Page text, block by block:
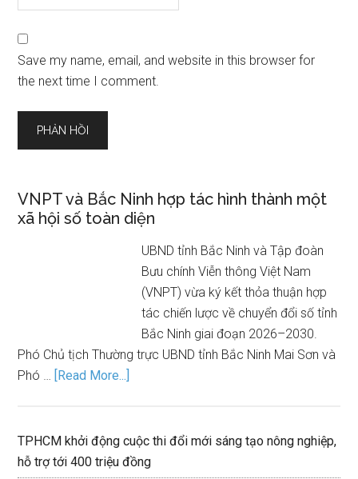
Save my name, email, and website in this browser for
the next time I comment.
VNPT và Bắc Ninh hợp tác hình thành một
xã hội số toàn diện
UBND tỉnh Bắc Ninh và Tập đoàn
Bưu chính Viễn thông Việt Nam
(VNPT) vừa ký kết thỏa thuận hợp
tác chiến lược về chuyển đổi số tỉnh
Bắc Ninh giai đoạn 2026–2030.
Phó Chủ tịch Thường trực UBND tỉnh Bắc Ninh Mai Sơn và
Phó … [Read More...]
TPHCM khởi động cuộc thi đổi mới sáng tạo nông nghiệp,
hỗ trợ tới 400 triệu đồng